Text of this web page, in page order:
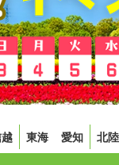
東海 愛知 北陸